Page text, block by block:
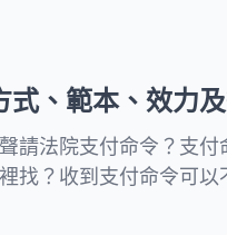
、範本、效力
請法院支付命令？支
找？收到支付命令可
是欠錢還是被欠錢，所